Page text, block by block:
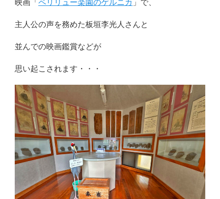
映画「 ペリリュー楽園のゲルニカ 」で、
主人公の声を務めた板垣李光人さんと
並んでの映画鑑賞などが
思い起こされます・・・